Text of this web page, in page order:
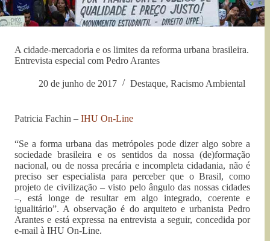
A cidade-mercadoria e os limites da reforma urbana brasileira.
Entrevista especial com Pedro Arantes
20 de junho de 2017 Destaque, Racismo Ambiental
Patricia Fachin – IHU On-Line
“Se a forma urbana das metrópoles pode dizer algo sobre a
sociedade brasileira e os sentidos da nossa (de)formação
nacional, ou de nossa precária e incompleta cidadania, não é
preciso ser especialista para perceber que o Brasil, como
projeto de civilização – visto pelo ângulo das nossas cidades
–, está longe de resultar em algo integrado, coerente e
igualitário”. A observação é do arquiteto e urbanista Pedro
Arantes e está expressa na entrevista a seguir, concedida por
e-mail à IHU On-Line.